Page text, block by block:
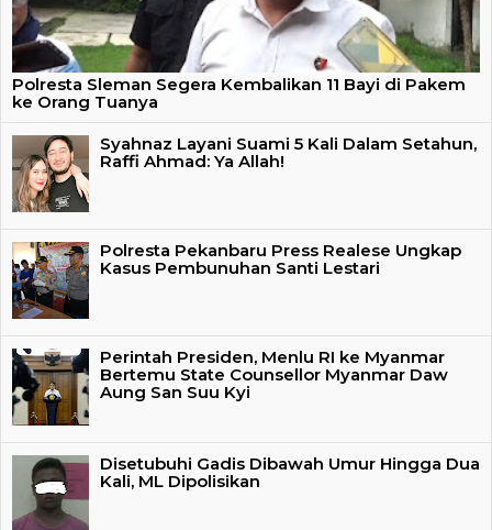
Polresta Sleman Segera Kembalikan 11 Bayi di Pakem
ke Orang Tuanya
Syahnaz Layani Suami 5 Kali Dalam Setahun,
Raffi Ahmad: Ya Allah!
Polresta Pekanbaru Press Realese Ungkap
Kasus Pembunuhan Santi Lestari
Perintah Presiden, Menlu RI ke Myanmar
Bertemu State Counsellor Myanmar Daw
Aung San Suu Kyi
Disetubuhi Gadis Dibawah Umur Hingga Dua
Kali, ML Dipolisikan